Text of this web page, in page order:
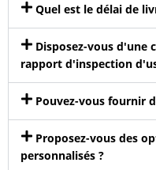
Quel est le délai de
Disposez-vous
rapport d'inspection
Pouvez-vous fournir
Proposez-vous des
personnalisés ?